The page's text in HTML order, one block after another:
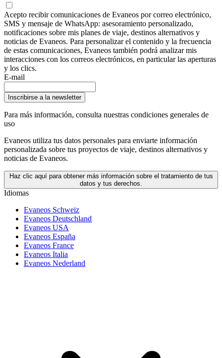
Acepto recibir comunicaciones de Evaneos por correo electrónico,
SMS y mensaje de WhatsApp: asesoramiento personalizado,
notificaciones sobre mis planes de viaje, destinos alternativos y
noticias de Evaneos. Para personalizar el contenido y la frecuencia
de estas comunicaciones, Evaneos también podrá analizar mis
interacciones con los correos electrónicos, en particular las aperturas
y los clics.
E-mail
Inscribirse a la newsletter
Para más información, consulta nuestras condiciones generales de
uso
Evaneos utiliza tus datos personales para enviarte información
personalizada sobre tus proyectos de viaje, destinos alternativos y
noticias de Evaneos.
Haz clic aquí para obtener más información sobre el tratamiento de tus
datos y tus derechos.
Idiomas
Evaneos Schweiz
Evaneos Deutschland
Evaneos USA
Evaneos España
Evaneos France
Evaneos Italia
Evaneos Nederland